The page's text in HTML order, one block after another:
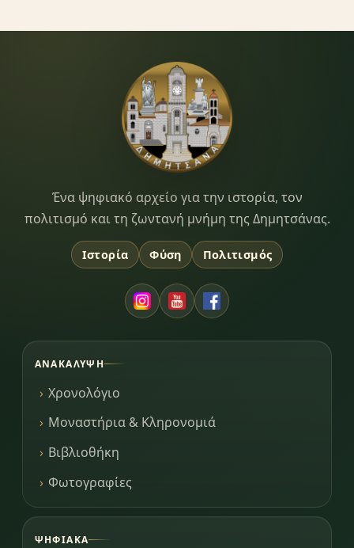
Dimitsana.gr
Ένα ψηφιακό αρχείο για την ιστορία, τον
πολιτισμό και τη ζωντανή μνήμη της Δημητσάνας.
Ιστορία Φύση Πολιτισμός
ΑΝΑΚΆΛΥΨΗ
Χρονολόγιο
Μοναστήρια & Κληρονομιά
Βιβλιοθήκη
Φωτογραφίες
ΨΗΦΙΑΚΆ